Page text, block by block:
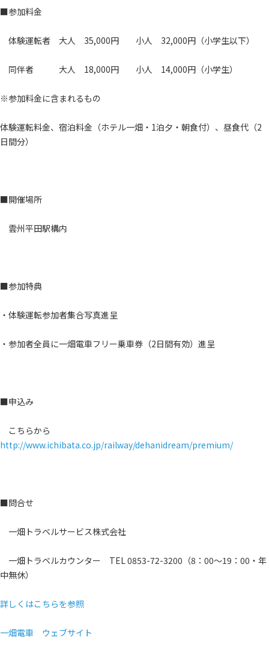
■参加料金
体験運転者 大人 35,000円 小人 32,000円（小学生以下）
同伴者 大人 18,000円 小人 14,000円（小学生）
※参加料金に含まれるもの
体験運転料金、宿泊料金（ホテル一畑・1泊夕・朝食付）、昼食代（2
日間分）
■開催場所
雲州平田駅構内
■参加特典
・体験運転参加者集合写真進呈
・参加者全員に一畑電車フリー乗車券（2日間有効）進呈
■申込み
こちらから
http://www.ichibata.co.jp/railway/dehanidream/premium/
■問合せ
一畑トラベルサービス株式会社
一畑トラベルカウンター TEL 0853-72-3200（8：00～19：00・年
中無休）
詳しくはこちらを参照
一畑電車 ウェブサイト